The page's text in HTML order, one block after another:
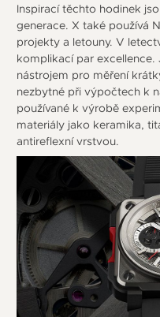
Inspirací těchto hodinek
generace. X také používá
projekty a letouny. V
komplikací par
nástrojem pro měření
nezbytné při výpočtech k
používané k výrobě
materiály jako keramika,
antireflexní vrstvou.